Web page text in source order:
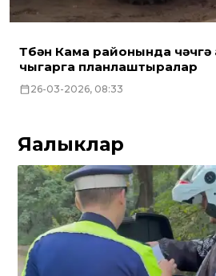
Түбән Кама районында
чыгарга планлаштыралар
26-03-2026, 08:33
Яңалыклар